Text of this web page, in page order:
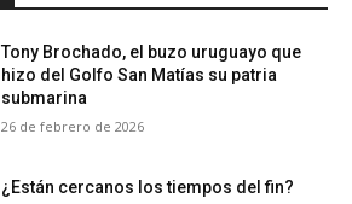
Tony Brochado, el buzo uruguayo que
hizo del Golfo San Matías su patria
submarina
26 de febrero de 2026
¿Están cercanos los tiempos del fin?